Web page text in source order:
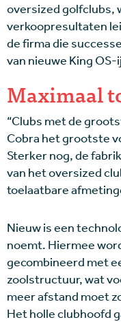
oversized golfclubs,
verkoopresultaten
de firma die
van nieuwe King
Maximaal
“Clubs met de
Cobra het grootste
Sterker nog, de
van het oversized
toelaatbare
Nieuw is een
noemt. Hiermee
gecombineerd met
zoolstructuur, wat
meer afstand moet
Het holle clubhoofd